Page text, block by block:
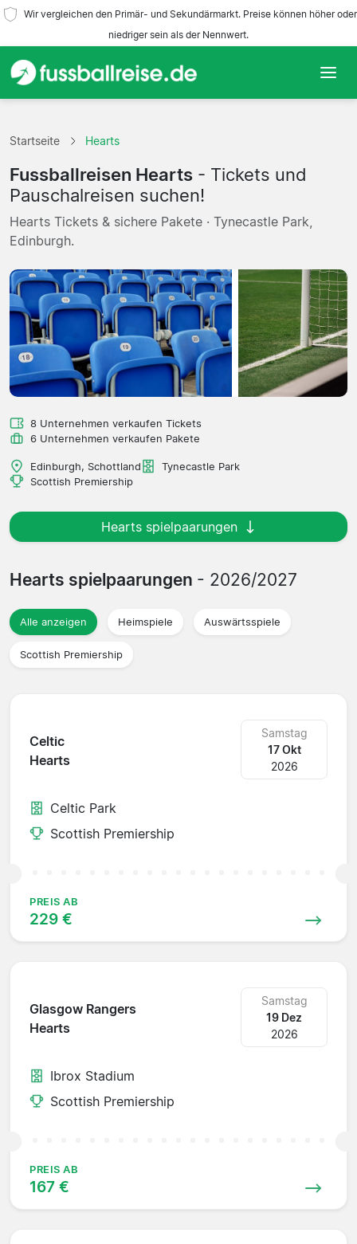
Wir vergleichen den Primär- und Sekundärmarkt. Preise können höher oder
niedriger sein als der Nennwert.
Mannschaften
Ligen
Reisebüros
Startseite Hearts
Fussballreisen Hearts - Tickets und
Pauschalreisen suchen!
Hearts Tickets & sichere Pakete · Tynecastle Park,
Edinburgh.
8 Unternehmen verkaufen Tickets
6 Unternehmen verkaufen Pakete
Edinburgh, Schottland
Tynecastle Park
Scottish Premiership
Hearts spielpaarungen
Hearts spielpaarungen - 2026/2027
Alle anzeigen Heimspiele Auswärtsspiele
Scottish Premiership
Celtic
Hearts
Samstag
17 Okt
2026
Celtic Park
Scottish Premiership
PREIS AB
229 €
Glasgow Rangers
Hearts
Samstag
19 Dez
2026
Ibrox Stadium
Scottish Premiership
PREIS AB
167 €